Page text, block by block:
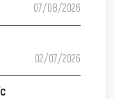
07/08/2026
02/07/2026